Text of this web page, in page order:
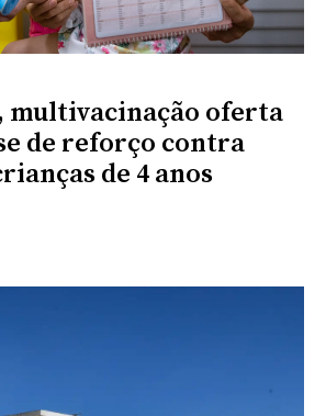
multivacinação oferta
de reforço contra
de 4 anos